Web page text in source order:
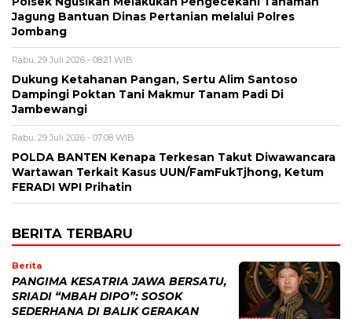
Jagung Bantuan Dinas Pertanian melalui Polres
Jombang
Rabu, 29 Juli 2026 - 08:21 WIB
Dukung Ketahanan Pangan, Sertu Alim Santoso
Dampingi Poktan Tani Makmur Tanam Padi Di
Jambewangi
Rabu, 29 Juli 2026 - 07:08 WIB
POLDA BANTEN Kenapa Terkesan Takut Diwawancara
Wartawan Terkait Kasus UUN/FamFukTjhong, Ketum
FERADI WPI Prihatin
BERITA TERBARU
Berita
PANGIMA KESATRIA JAWA BERSATU,
SRIADI “MBAH DIPO”: SOSOK
SEDERHANA DI BALIK GERAKAN